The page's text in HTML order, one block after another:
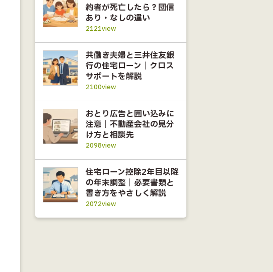
約者が死亡したら？団信
あり・なしの違い
2121view
共働き夫婦と三井住友銀
行の住宅ローン｜クロス
サポートを解説
2100view
おとり広告と囲い込みに
注意｜不動産会社の見分
け方と相談先
2098view
住宅ローン控除2年目以降
の年末調整｜必要書類と
書き方をやさしく解説
2072view